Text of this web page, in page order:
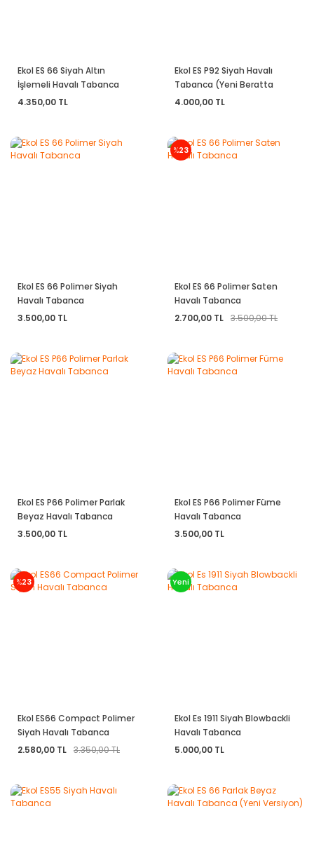
Ekol ES 66 Siyah Altın
İşlemeli Havalı Tabanca
4.350,00 TL
Ekol ES P92 Siyah Havalı
Tabanca (Yeni Beratta
Versiyon)
4.000,00 TL
Ekol ES 66 Polimer Siyah
Havalı Tabanca
3.500,00 TL
%23
Ekol ES 66 Polimer Saten
Havalı Tabanca
2.700,00 TL 3.500,00 TL
Ekol ES P66 Polimer Parlak
Beyaz Havalı Tabanca
3.500,00 TL
Ekol ES P66 Polimer Füme
Havalı Tabanca
3.500,00 TL
%23
Ekol ES66 Compact Polimer
Siyah Havalı Tabanca
2.580,00 TL 3.350,00 TL
Yeni
Ekol Es 1911 Siyah Blowbackli
Havalı Tabanca
5.000,00 TL